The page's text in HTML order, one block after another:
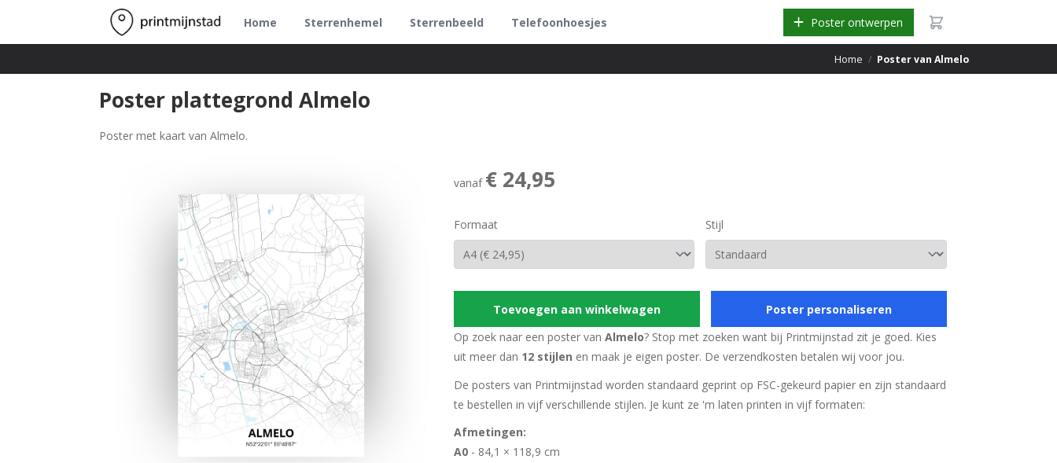
Home Sterrenhemel Sterrenbeeld Telefoonhoesjes Poster ontwerpen
Home / Poster van Almelo
Poster plattegrond Almelo
Poster met kaart van Almelo.
vanaf € 24,95
Formaat Stijl
Toevoegen aan winkelwagen
Poster personaliseren
Op zoek naar een poster van Almelo? Stop met zoeken want bij Printmijnstad zit je goed. Kies
uit meer dan 12 stijlen en maak je eigen poster. De verzendkosten betalen wij voor jou.
De posters van Printmijnstad worden standaard geprint op FSC-gekeurd papier en zijn standaard
te bestellen in vijf verschillende stijlen. Je kunt ze 'm laten printen in vijf formaten:
Afmetingen:
A0- 84,1 × 118,9 cm